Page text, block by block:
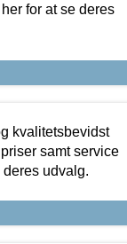
for at se deres
kvalitetsbevidst
samt service
udvalg.